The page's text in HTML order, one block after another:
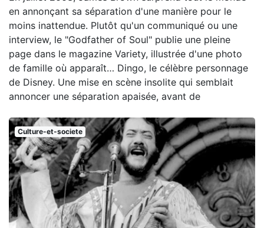
en annonçant sa séparation d'une manière pour le
moins inattendue. Plutôt qu'un communiqué ou une
interview, le "Godfather of Soul" publie une pleine
page dans le magazine Variety, illustrée d'une photo
de famille où apparaît… Dingo, le célèbre personnage
de Disney. Une mise en scène insolite qui semblait
annoncer une séparation apaisée, avant de
Culture-et-societe